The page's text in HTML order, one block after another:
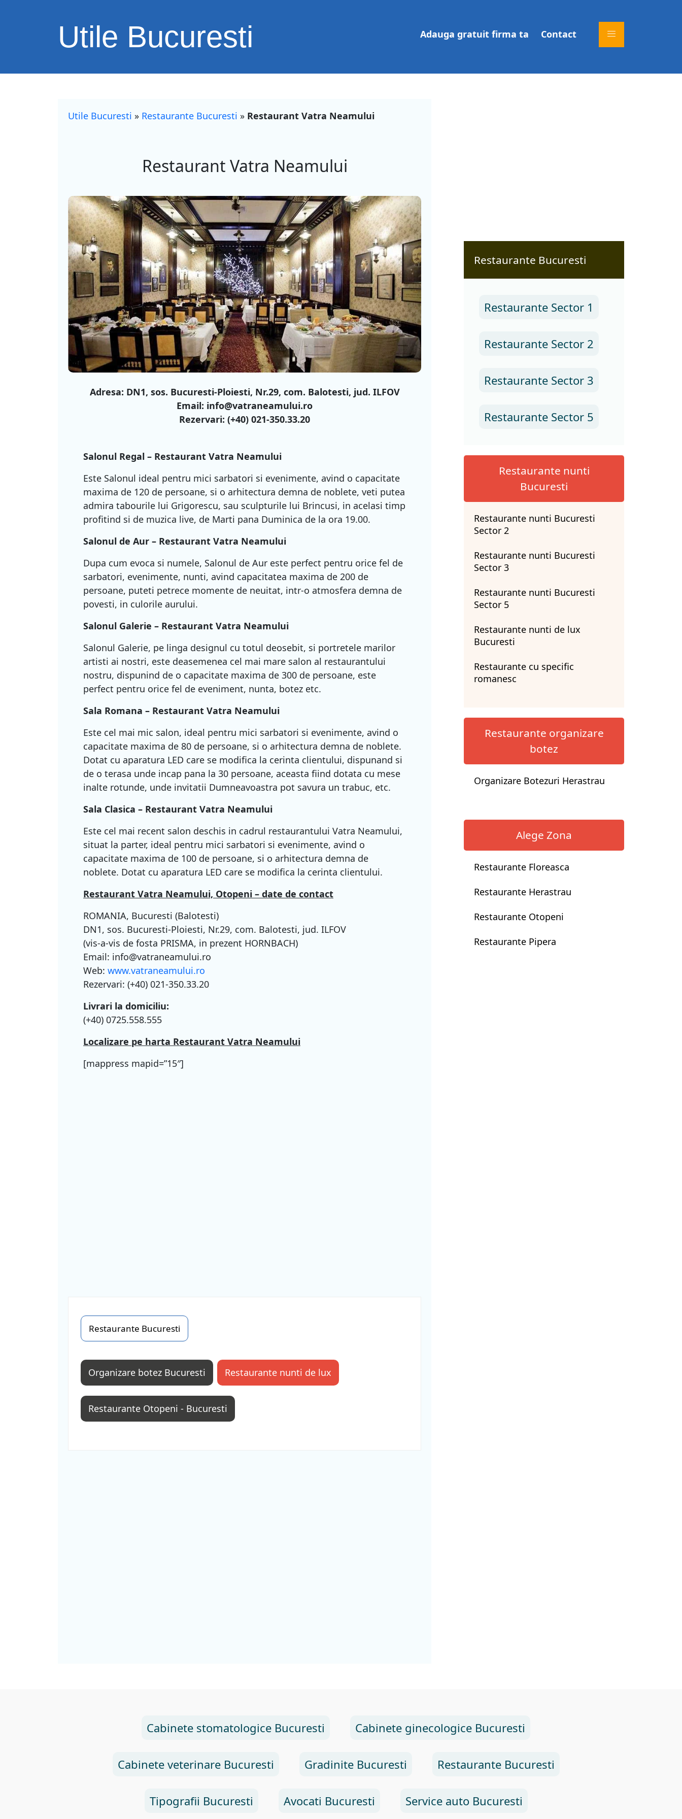
Utile Bucuresti Adauga gratuit firma ta Contact
Utile Bucuresti » Restaurante Bucuresti » Restaurant Vatra Neamului
Restaurant Vatra Neamului
Adresa: DN1, sos. Bucuresti-Ploiesti, Nr.29, com. Balotesti, jud. ILFOV
Email: info@vatraneamului.ro
Rezervari: (+40) 021-350.33.20
Salonul Regal – Restaurant Vatra Neamului
Este Salonul ideal pentru mici sarbatori si evenimente, avind o capacitate
maxima de 120 de persoane, si o arhitectura demna de noblete, veti putea
admira tabourile lui Grigorescu, sau sculpturile lui Brincusi, in acelasi timp
profitind si de muzica live, de Marti pana Duminica de la ora 19.00.
Salonul de Aur – Restaurant Vatra Neamului
Dupa cum evoca si numele, Salonul de Aur este perfect pentru orice fel de
sarbatori, evenimente, nunti, avind capacitatea maxima de 200 de
persoane, puteti petrece momente de neuitat, intr-o atmosfera demna de
povesti, in culorile aurului.
Salonul Galerie – Restaurant Vatra Neamului
Salonul Galerie, pe linga designul cu totul deosebit, si portretele marilor
artisti ai nostri, este deasemenea cel mai mare salon al restaurantului
nostru, dispunind de o capacitate maxima de 300 de persoane, este
perfect pentru orice fel de eveniment, nunta, botez etc.
Sala Romana – Restaurant Vatra Neamului
Este cel mai mic salon, ideal pentru mici sarbatori si evenimente, avind o
capacitate maxima de 80 de persoane, si o arhitectura demna de noblete.
Dotat cu aparatura LED care se modifica la cerinta clientului, dispunand si
de o terasa unde incap pana la 30 persoane, aceasta fiind dotata cu mese
inalte rotunde, unde invitatii Dumneavoastra pot savura un trabuc, etc.
Sala Clasica – Restaurant Vatra Neamului
Este cel mai recent salon deschis in cadrul restaurantului Vatra Neamului,
situat la parter, ideal pentru mici sarbatori si evenimente, avind o
capacitate maxima de 100 de persoane, si o arhitectura demna de
noblete. Dotat cu aparatura LED care se modifica la cerinta clientului.
Restaurant Vatra Neamului, Otopeni – date de contact
ROMANIA, Bucuresti (Balotesti)
DN1, sos. Bucuresti-Ploiesti, Nr.29, com. Balotesti, jud. ILFOV
(vis-a-vis de fosta PRISMA, in prezent HORNBACH)
Email: info@vatraneamului.ro
Web: www.vatraneamului.ro
Rezervari: (+40) 021-350.33.20
Livrari la domiciliu:
(+40) 0725.558.555
Localizare pe harta Restaurant Vatra Neamului
[mappress mapid=”15″]
Restaurante Bucuresti
Organizare botez Bucuresti Restaurante nunti de lux
Restaurante Otopeni - Bucuresti
Restaurante Bucuresti
Restaurante Sector 1
Restaurante Sector 2
Restaurante Sector 3
Restaurante Sector 5
Restaurante nunti
Bucuresti
Restaurante nunti Bucuresti
Sector 2
Restaurante nunti Bucuresti
Sector 3
Restaurante nunti Bucuresti
Sector 5
Restaurante nunti de lux
Bucuresti
Restaurante cu specific
romanesc
Restaurante organizare
botez
Organizare Botezuri Herastrau
Alege Zona
Restaurante Floreasca
Restaurante Herastrau
Restaurante Otopeni
Restaurante Pipera
Cabinete stomatologice Bucuresti Cabinete ginecologice Bucuresti
Cabinete veterinare Bucuresti Gradinite Bucuresti Restaurante Bucuresti
Tipografii Bucuresti Avocati Bucuresti Service auto Bucuresti